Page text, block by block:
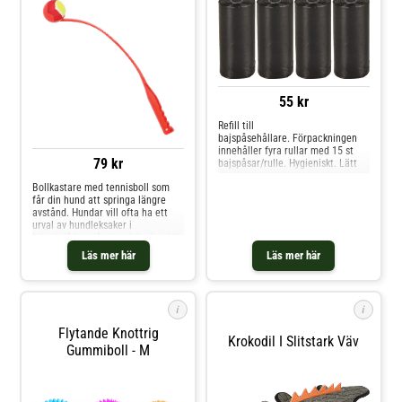
79 kr
Läs mer här
Bollkastare med tennisboll som
får din hund att springa längre
avstånd. Hundar vill ofta ha ett
urval av hundleksaker i
favoriter hela livet ut medan
andra är extra kul i olika perioder
och tillfällen. Genom att leka
stärker relationen mellan er! Mått:
60 x 7 x 3 cm. Aktiverar din hund.
Perfekt för hunden som älskar att
jaga bollar.
55 kr
Läs mer här
Refill till
bajspåsehållare. Förpackningen
innehåller fyra rullar med 15 st
bajspåsar/rulle. Hygieniskt. Lätt
i
Flytande Knottrig
Gummiboll - M
i
Krokodil I Slitstark Väv